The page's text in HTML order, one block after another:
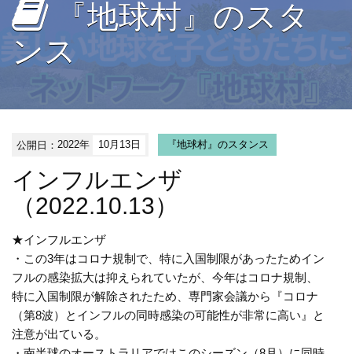
『地球村』のスタ
ンス
公開日：2022年 10月13日 『地球村』のスタンス
インフルエンザ
（2022.10.13）
★インフルエンザ
・この3年はコロナ規制で、特に入国制限があったためイン
フルの感染拡大は抑えられていたが、今年はコロナ規制、
特に入国制限が解除されたため、専門家会議から『コロナ
（第8波）とインフルの同時感染の可能性が非常に高い』と
注意が出ている。